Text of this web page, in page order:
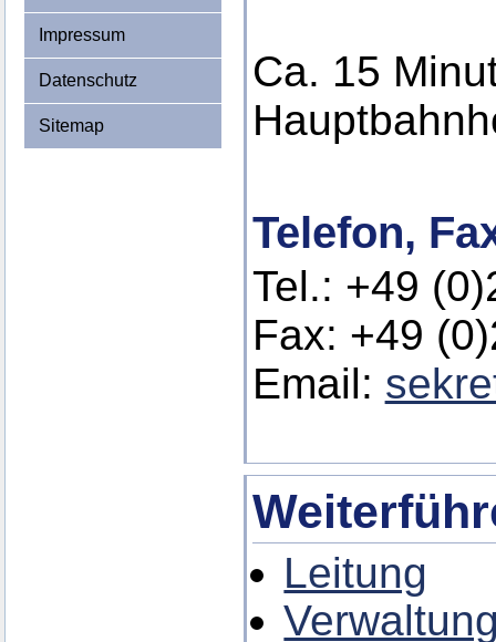
Impressum
Datenschutz
Sitemap
Ca. 15
Telefon,
Tel.: +49
Fax: +49
Email:
Leitung